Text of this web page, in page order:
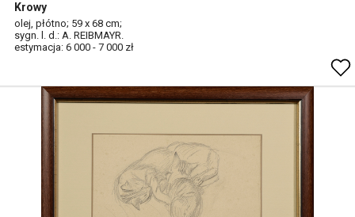
Krowy
olej, płótno; 59 x 68 cm;
sygn. l. d.: A. REIBMAYR.
estymacja: 6 000 - 7 000 zł